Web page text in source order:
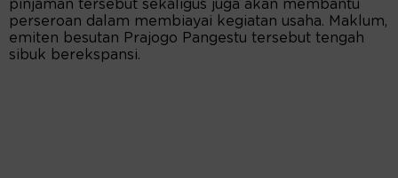
pinjaman tersebut sekaligus juga akan membantu
perseroan dalam membiayai kegiatan usaha. Maklum,
emiten besutan Prajogo Pangestu tersebut tengah
sibuk berekspansi.